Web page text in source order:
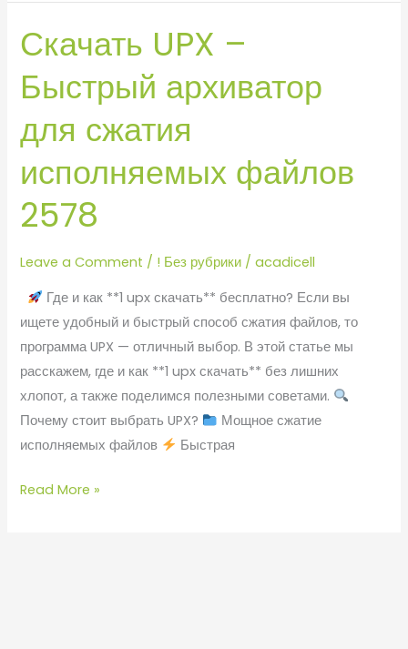
Скачать UPX –
Быстрый архиватор
для сжатия
исполняемых файлов
2578
Leave a Comment / ! Без рубрики /acadicell
Где и как **1 upx скачать** бесплатно? Если вы
ищете удобный и быстрый способ сжатия файлов, то
программа UPX — отличный выбор. В этой статье мы
расскажем, где и как **1 upx скачать** без лишних
хлопот, а также поделимся полезными советами.
Почему стоит выбрать UPX?
Мощное сжатие
исполняемых файлов
Быстрая
Скачать
UPX
–
архиватор
сжатия
исполняемых
файлов
2578
Read More »